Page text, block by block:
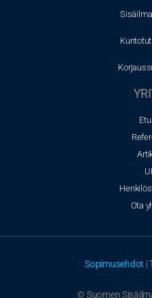
Ota
Sopimusehdot |
© Suomen